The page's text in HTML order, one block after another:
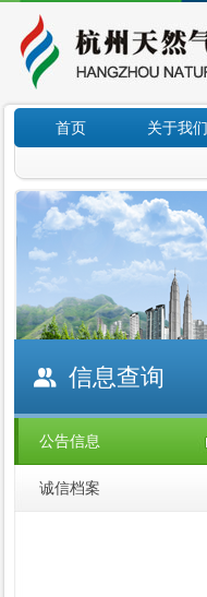
首页 关于我们
信息查询
公告信息
诚信档案